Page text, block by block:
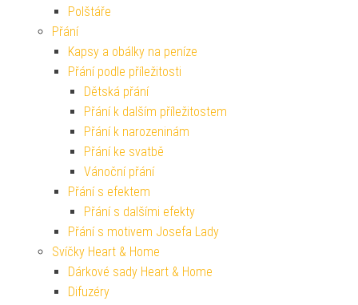
Polštáře
Přání
Kapsy a obálky na peníze
Přání podle příležitosti
Dětská přání
Přání k dalším příležitostem
Přání k narozeninám
Přání ke svatbě
Vánoční přání
Přání s efektem
Přání s dalšími efekty
Přání s motivem Josefa Lady
Svíčky Heart & Home
Dárkové sady Heart & Home
Difuzéry